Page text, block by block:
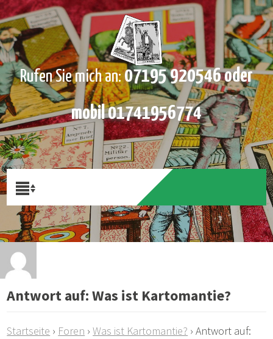
Rufen Sie mich an:07195 920546 oder
mobil 01741956774
Antwort auf: Was ist Kartomantie?
Startseite › Foren › Was ist Kartomantie? › Antwort auf: